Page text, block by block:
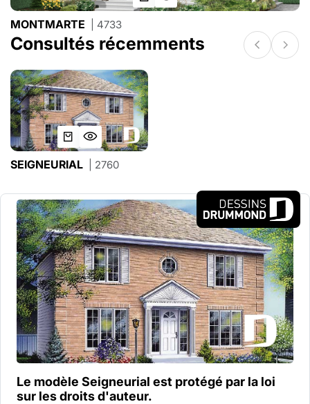
MONTMARTE | 4733
Consultés récemments
SEIGNEURIAL | 2760
Le modèle Seigneurial est protégé par la loi
sur les droits d'auteur.